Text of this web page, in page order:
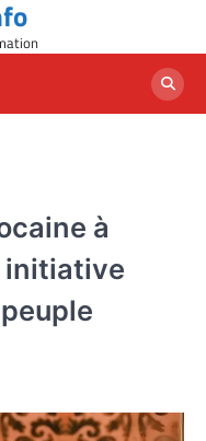
à
initiative